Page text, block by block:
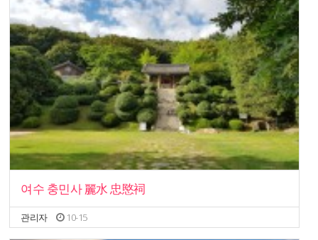
여수 충민사 麗水 忠愍祠
관리자 10-15